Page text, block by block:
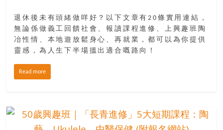
退休後未有頭緒做咩好？以下文章有20條實用連結，
無論係做義工回饋社會、報讀課程進修、上興趣班陶
冶性情、本地遊放鬆身心、再就業，都可以為你提供
靈感，為人生下半場搵出適合嘅路向！
Read more